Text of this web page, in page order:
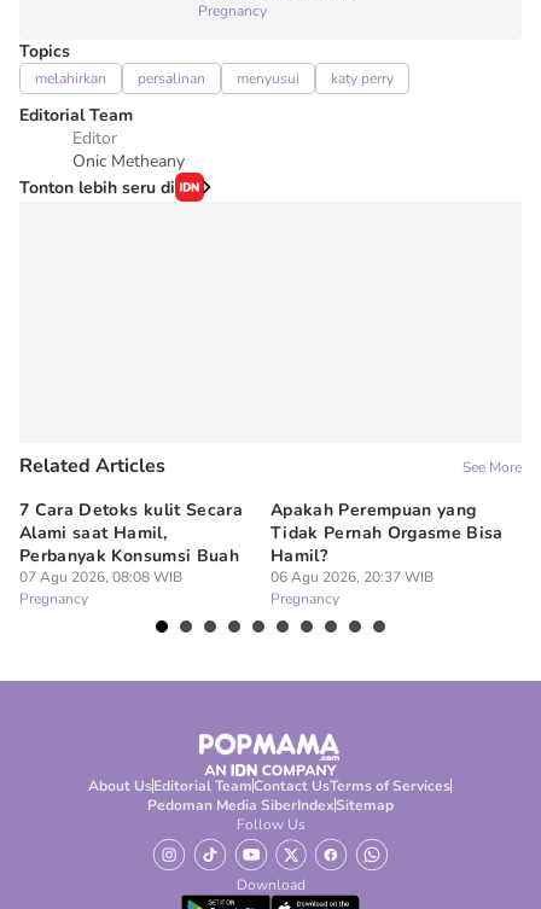
Pregnancy
Topics
melahirkan persalinan menyusui katy perry
Editorial Team
Editor
Onic Metheany
Tonton lebih seru di
Related Articles See More
7 Cara Detoks kulit Secara
Alami saat Hamil,
Perbanyak Konsumsi Buah
07 Agu 2026, 08:08 WIB
Pregnancy
Apakah Perempuan yang
Tidak Pernah Orgasme Bisa
Hamil?
06 Agu 2026, 20:37 WIB
Pregnancy
About UsEditorial TeamContact UsTerms of Services
Pedoman Media SiberIndexSitemap
Follow Us
Download